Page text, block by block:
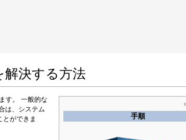
解決する方法
手順
す。 一般的な
は、システム
ができま